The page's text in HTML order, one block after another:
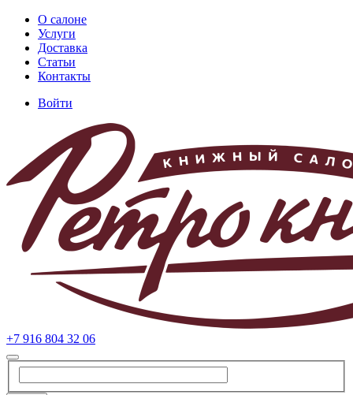
Перейти
основному
содержанию
Основная
навигация
О салоне
Услуги
Доставка
Статьи
Контакты
учётной
записи
пользователя
Войти
+7 916 804 32 06